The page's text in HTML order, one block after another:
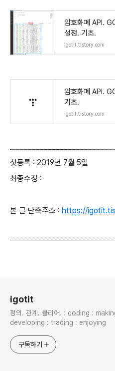
암호화폐 API.
설정. 기초.
igotit.tistory.com
암호화폐 API.
기초.
igotit.tistory.com
첫등록 : 2019년 7월 5일
최종수정 :
본 글 단축주소 : https://
igotit
정의. 관계. 클리어. : coding : making : creating :
developing : trading : enjoying
구독하기